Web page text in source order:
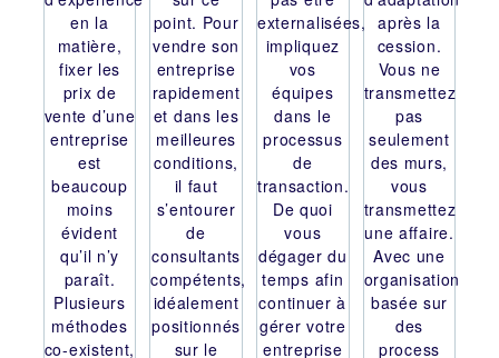
en la
matière,
fixer les
prix de
vente d’une
entreprise
est
beaucoup
moins
évident
qu’il n’y
paraît.
Plusieurs
méthodes
co-existent,
point. Pour
vendre son
entreprise
rapidement
et dans les
meilleures
conditions,
il faut
s’entourer
de
consultants
compétents,
idéalement
positionnés
sur le
externalisées,
impliquez
vos
équipes
dans le
processus
de
transaction.
De quoi
vous
dégager du
temps afin
continuer à
gérer votre
entreprise
après la
cession.
Vous ne
transmettez
pas
seulement
des murs,
vous
transmettez
une affaire.
Avec une
organisation
basée sur
des
process